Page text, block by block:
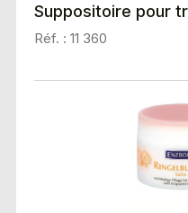
Suppositoire pour
Réf. : 11 360